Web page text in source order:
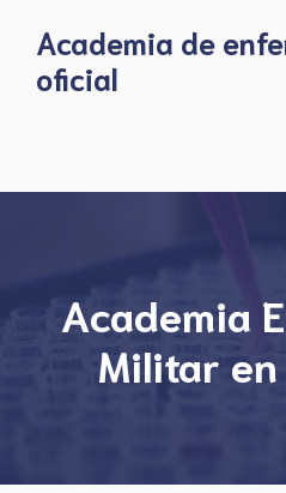
content
Academia de
oficial
Academia
Militar en